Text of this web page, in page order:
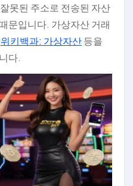
못된 주소로 전송된 자산
문입니다. 가상자산 거래
위키백과: 가상자산등을
다.